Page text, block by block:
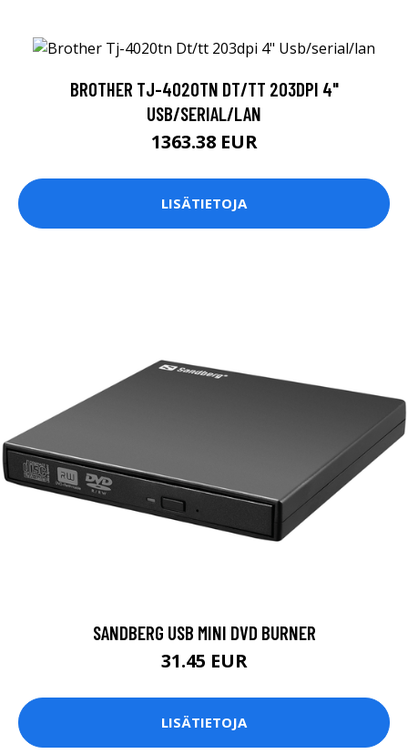
BROTHER TJ-4020TN DT/TT 203DPI 4"
USB/SERIAL/LAN
1363.38 EUR
LISÄTIETOJA
SANDBERG USB MINI DVD BURNER
31.45 EUR
LISÄTIETOJA